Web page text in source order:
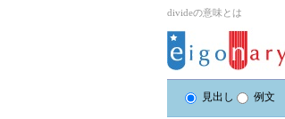
divideの意味とは
見出し 例文